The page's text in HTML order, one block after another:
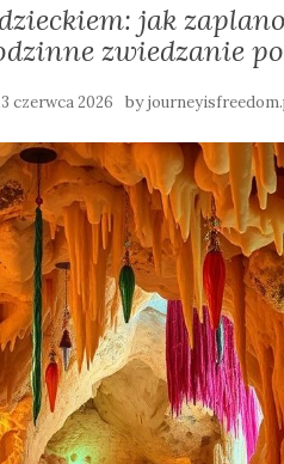
jak
zwiedzanie
czerwca 2026 by